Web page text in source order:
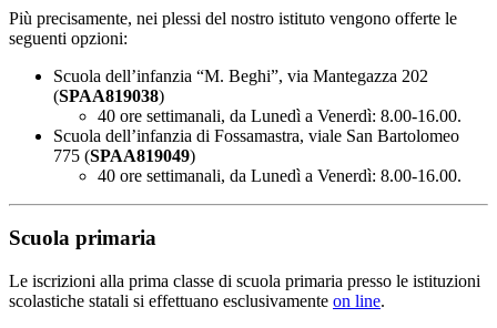
Più precisamente, nei plessi del nostro istituto vengono offerte le
seguenti opzioni:
Scuola dell’infanzia “M. Beghi”, via Mantegazza 202
(SPAA819038)
40 ore settimanali, da Lunedì a Venerdì: 8.00-16.00.
Scuola dell’infanzia di Fossamastra, viale San Bartolomeo
775 (SPAA819049)
40 ore settimanali, da Lunedì a Venerdì: 8.00-16.00.
Scuola primaria
Le iscrizioni alla prima classe di scuola primaria presso le istituzioni
scolastiche statali si effettuano esclusivamente on line.